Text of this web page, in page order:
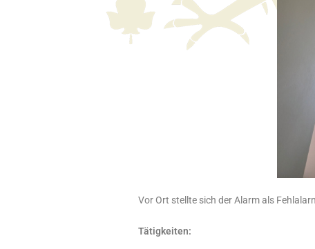
Vor Ort stellte sich der Alarm als
Tätigkeiten: